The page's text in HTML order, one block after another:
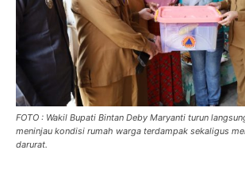
FOTO : Wakil Bupati Bintan Deby Maryanti turun
meninjau kondisi rumah warga terdampak sekaligus
darurat.